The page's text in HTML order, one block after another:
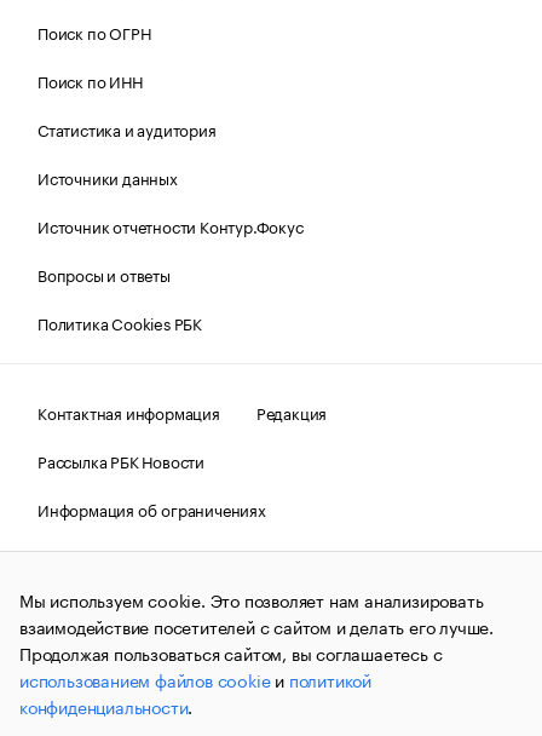
Поиск по ОГРН
Поиск по ИНН
Статистика и аудитория
Источники данных
Источник отчетности Контур.Фокус
Вопросы и ответы
Политика Cookies РБК
Контактная информация
Редакция
Рассылка РБК Новости
Информация об ограничениях
Правовая информация
О соблюдении авторских прав
© АО «РОСБИЗНЕСКОНСАЛТИНГ»,1995–2026.Сообщения
и материалы информационного агентства «РБК»
(зарегистрировано Федеральной службой по надзору в сфере
связи, информационных технологий и массовых
коммуникаций (Роскомнадзор) 09.12.2015 за номером ИА
№ФС77-63848) сопровождаются пометкой «РБК». Отдельные
публикации могут содержать информацию,
Мы используем cookie. Это позволяет нам анализировать
взаимодействие посетителей с сайтом и делать его лучше.
Продолжая пользоваться сайтом, вы соглашаетесь с
использованием файлов cookieи политикой
конфиденциальности.